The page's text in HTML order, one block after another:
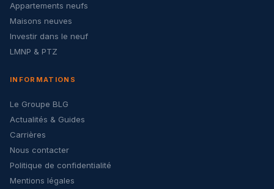
Appartements neufs
Maisons neuves
Investir dans le neuf
LMNP & PTZ
INFORMATIONS
Le Groupe BLG
Actualités & Guides
Carrières
Nous contacter
Politique de confidentialité
Mentions légales